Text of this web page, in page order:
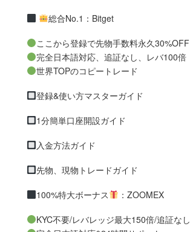
総合No.1：Bitget
ここから登録で先物手数料永久30%OFF
完全日本語対応、追証なし、レバ100倍
世界TOPのコピートレード
登録&使い方マスターガイド
1分簡単口座開設ガイド
入金方法ガイド
先物、現物トレードガイド
100%特大ボーナス ：ZOOMEX
KYC不要/レバレッジ最大150倍/追証なし